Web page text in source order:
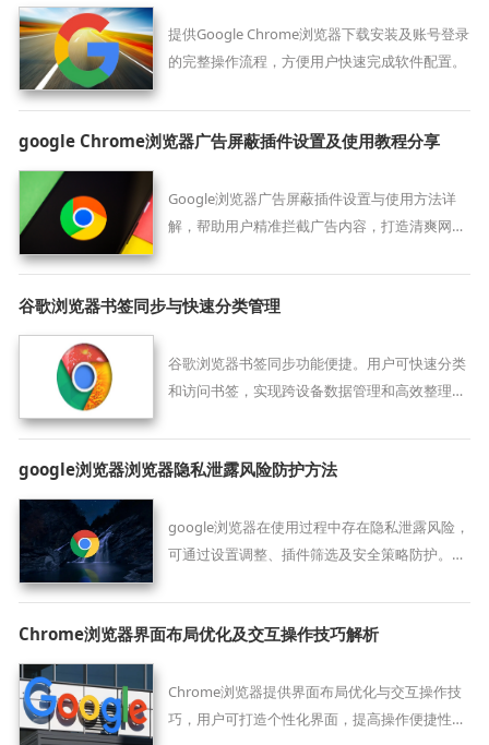
提供Google Chrome浏览器下载安装及账号登录
的完整操作流程，方便用户快速完成软件配置。
google Chrome浏览器广告屏蔽插件设置及使用教程分享
Google浏览器广告屏蔽插件设置与使用方法详
解，帮助用户精准拦截广告内容，打造清爽网页
谷歌浏览器书签同步与快速分类管理
谷歌浏览器书签同步功能便捷。用户可快速分类
和访问书签，实现跨设备数据管理和高效整理，
google浏览器浏览器隐私泄露风险防护方法
google浏览器在使用过程中存在隐私泄露风险，
可通过设置调整、插件筛选及安全策略防护。方
Chrome浏览器界面布局优化及交互操作技巧解析
Chrome浏览器提供界面布局优化与交互操作技
巧，用户可打造个性化界面，提高操作便捷性和